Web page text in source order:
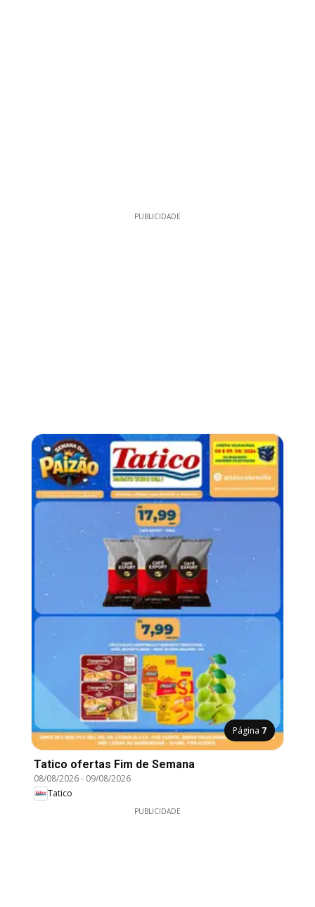
PUBLICIDADE
Página 7
Tatico ofertas Fim de Semana
08/08/2026- 09/08/2026
Tatico
PUBLICIDADE